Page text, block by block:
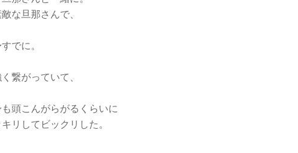
な旦那さんで、
でに。
繋がっていて、
頭こんがらがるくらいに
リしてビックリした。